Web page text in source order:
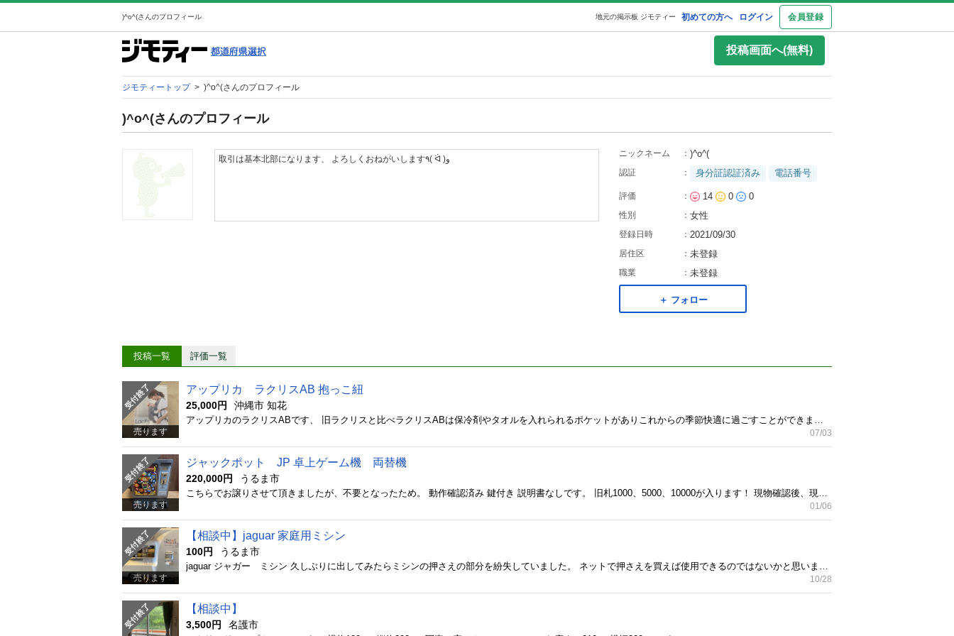
)^o^(さんのプロフィール 初めての方へ ログイン 会員登録
地元の掲示板 ジモティー
投稿画面へ(無料)
ジモティートップ > )^o^(さんのプロフィール
)^o^(さんのプロフィール
取引は基本北部になります、 よろしくおねがいします٩( ᐛ )و
ニックネーム ： )^o^(
認証 ： 身分証認証済み 電話番号
評価 ： 14 0 0
性別 ： 女性
登録日時 ： 2021/09/30
居住区 ： 未登録
職業 ： 未登録
＋ フォロー
投稿一覧 評価一覧
売ります
アップリカ ラクリスAB 抱っこ紐
25,000円 沖縄市 知花
07/03
売ります
ジャックポット JP 卓上ゲーム機 両替機
220,000円 うるま市
01/06
売ります
【相談中】jaguar 家庭用ミシン
100円 うるま市
10/28
【相談中】
3,500円 名護市